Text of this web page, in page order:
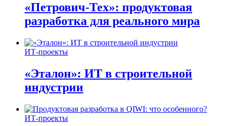
«Петрович-Тех»: продуктовая
разработка для реального мира
ИТ-проекты
«Эталон»: ИТ в строительной
индустрии
ИТ-проекты